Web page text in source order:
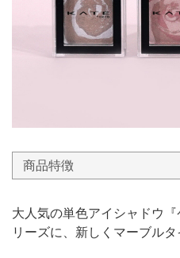
商品特徴
大人気の単色アイシャドウ
リーズに、新しくマーブルタ